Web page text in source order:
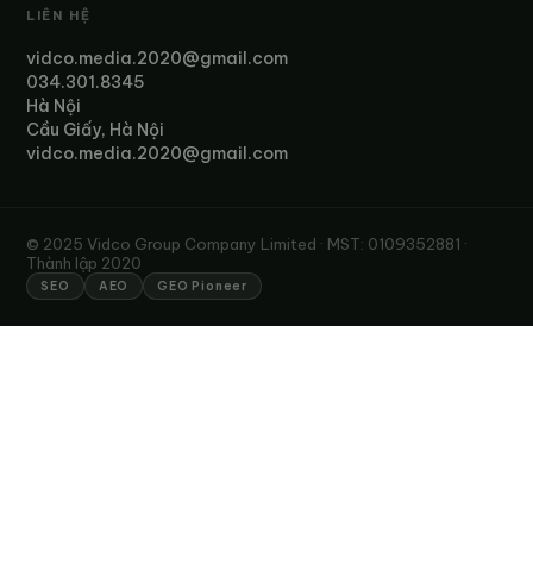
LIÊN HỆ
vidco.media.2020@gmail.com
034.301.8345
Hà Nội
Cầu Giấy, Hà Nội
vidco.media.2020@gmail.com
© 2025 Vidco Group Company Limited · MST: 0109352881 ·
Thành lập 2020
SEO AEO GEO Pioneer